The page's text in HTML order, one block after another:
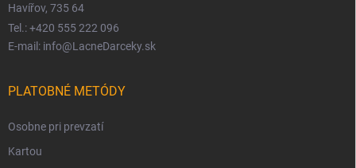
Havířov, 735 64
Tel.: +420 555 222 096
E-mail: info@LacneDarceky.sk
PLATOBNÉ METÓDY
Osobne pri prevzatí
Kartou